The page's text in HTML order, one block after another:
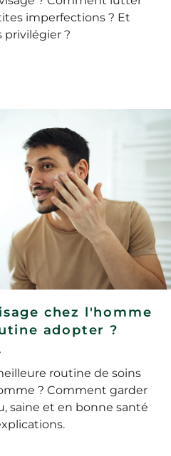
imperfections ? Et
privilégier ?
chez l'homme
adopter ?
routine de soins
? Comment garder
saine et en bonne santé